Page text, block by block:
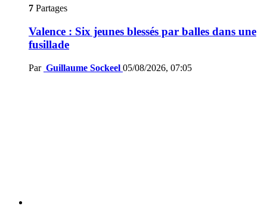
7 Partages
Valence : Six jeunes blessés par balles dans une
fusillade
Par Guillaume Sockeel 05/08/2026, 07:05